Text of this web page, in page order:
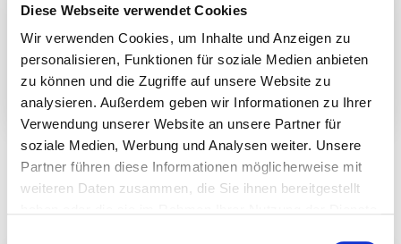
Diese Webseite verwendet Cookies
Wir verwenden Cookies, um Inhalte und Anzeigen zu
personalisieren, Funktionen für soziale Medien anbieten
zu können und die Zugriffe auf unsere Website zu
analysieren. Außerdem geben wir Informationen zu Ihrer
Verwendung unserer Website an unsere Partner für
soziale Medien, Werbung und Analysen weiter. Unsere
Partner führen diese Informationen möglicherweise mit
weiteren Daten zusammen, die Sie ihnen bereitgestellt
Do., 21.04.2022
8. „Quirin Champions“-Konferenz setzt
Fokus auf erfolgreiche Small- und Mid-